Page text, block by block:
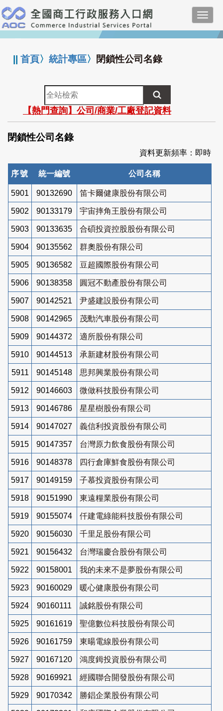
跳
到
主
要
:::
||首頁〉統計專區〉 閉鎖性公司名錄
全
站
檢
索
【熱門查詢】公司/商業/工廠登記資料
閉鎖性公司名錄
資料更新頻率：即時
序號 統一編號 公司名稱
5901 90132690 笛卡爾健康股份有限公司
5902 90133179 宇宙摔角王股份有限公司
5903 90133635 合碩投資控股股份有限公司
5904 90135562 群奧股份有限公司
5905 90136582 豆超國際股份有限公司
5906 90138358 圓冠不動產股份有限公司
5907 90142521 尹盛建設股份有限公司
5908 90142965 茂勳汽車股份有限公司
5909 90144372 適所股份有限公司
5910 90144513 承新建材股份有限公司
5911 90145148 思邦興業股份有限公司
5912 90146603 微做科技股份有限公司
5913 90146786 星星樹股份有限公司
5914 90147027 義信利投資股份有限公司
5915 90147357 台灣原力飲食股份有限公司
5916 90148378 四行倉庫鮮食股份有限公司
5917 90149159 子慕投資股份有限公司
5918 90151990 東遠糧業股份有限公司
5919 90155074 仟建電綠能科技股份有限公司
5920 90156030 千里足股份有限公司
5921 90156432 台灣瑞慶合股份有限公司
5922 90158001 我的未來不是夢股份有限公司
5923 90160029 暖心健康股份有限公司
5924 90160111 誠銘股份有限公司
5925 90161619 聖億數位科技股份有限公司
5926 90161759 東暘電線股份有限公司
5927 90167120 鴻度鉧投資股份有限公司
5928 90169921 經國聯合開發股份有限公司
5929 90170342 勝錩企業股份有限公司